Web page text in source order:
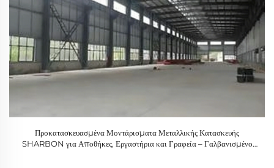
Προκατασκευασμένα Μοντάρισματα Μεταλλικής Κατασκευής
SHARBON για Αποθήκες, Εργαστήρια και Γραφεία – Γαλβανισμένο